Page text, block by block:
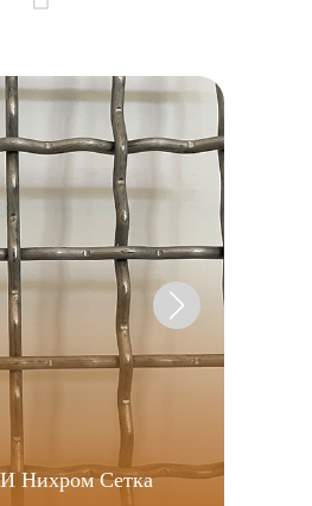
Нихром Сетка